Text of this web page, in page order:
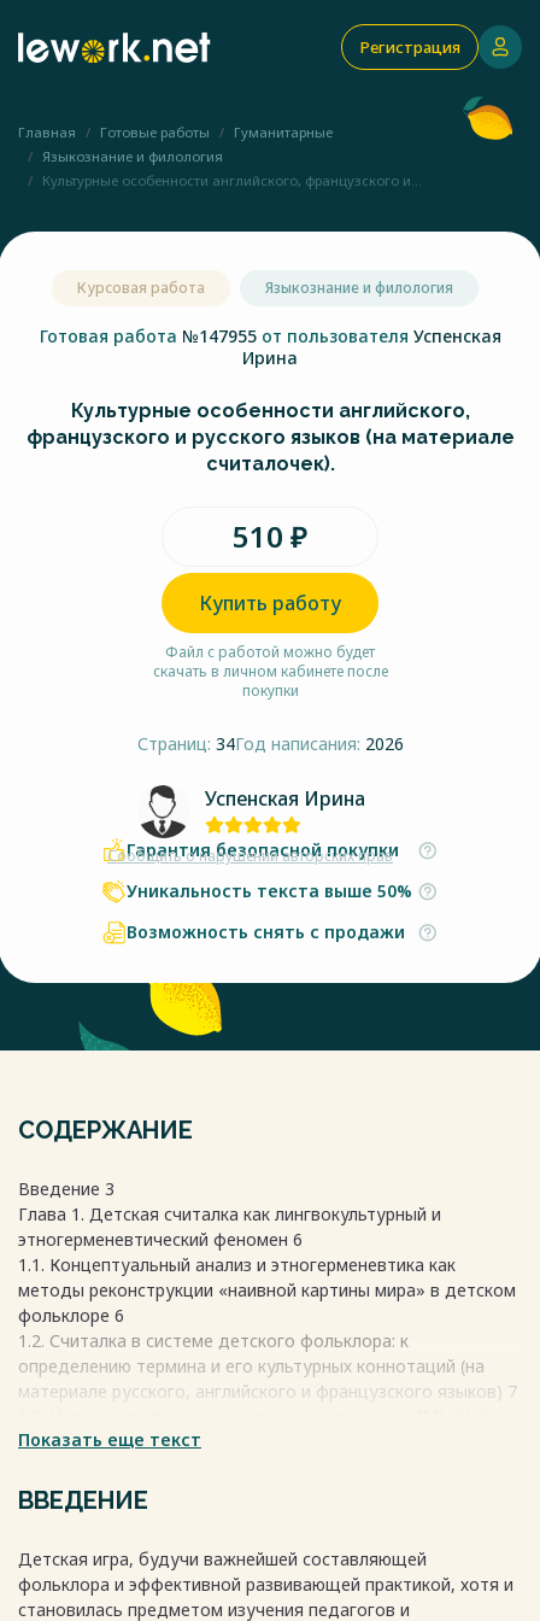
Регистрация
Главная Готовые работы
Гуманитарные
Языкознание и филология
Культурные особенности английского, французского и...
Курсовая работа Языкознание и филология
Готовая работа №147955 от пользователя Успенская
Ирина
Культурные особенности английского,
французского и русского языков (на материале
считалочек).
510 ₽
Купить работу
Файл с работой можно будет
скачать в личном кабинете после
покупки
Страниц: 34Год написания: 2026
Успенская Ирина
Сообщить о нарушении авторских прав
Гарантия безопасной покупки
Уникальность текста выше 50%
Возможность снять с продажи
СОДЕРЖАНИЕ
Введение 3
Глава 1. Детская считалка как лингвокультурный и
этногерменевтический феномен 6
1.1. Концептуальный анализ и этногерменевтика как
методы реконструкции «наивной картины мира» в детском
фольклоре 6
1.2. Считалка в системе детского фольклора: к
определению термина и его культурных коннотаций (на
материале русского, английского и французского языков) 7
и И. и П. Опи до современных кросс-культурных
Выводы по Главе 1 8
Глава 2. Универсальные и уникальные черты в структуре и
2.1. Ритмико-звуковая организация как универсальная
основа жанра: ритм, метр, звукопись 11
Показать еще текст
ВВЕДЕНИЕ
Детская игра, будучи важнейшей составляющей
фольклора и эффективной развивающей практикой, хотя и
становилась предметом изучения педагогов и